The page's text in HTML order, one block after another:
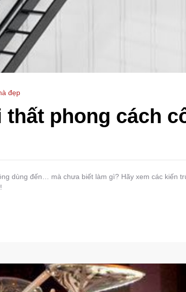
đẹp
phong cách
dùng đến… mà chưa biết làm gì? Hãy xem các kiến